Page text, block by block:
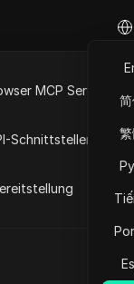
MCP Server
Schnittstellen
Fragen
In